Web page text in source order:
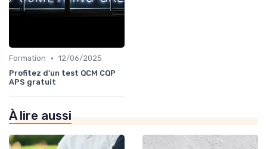
Formation • 12/06/2025
Profitez d'un test QCM CQP
APS gratuit
À lire aussi